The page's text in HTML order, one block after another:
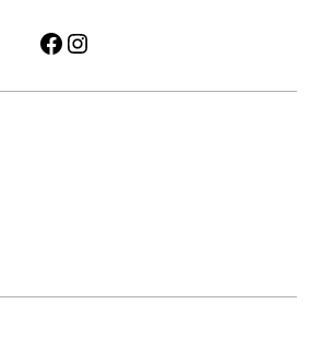
Facebook Instagram